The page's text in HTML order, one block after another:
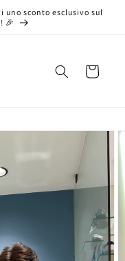
sconto esclusivo sul
🎉
Carrello